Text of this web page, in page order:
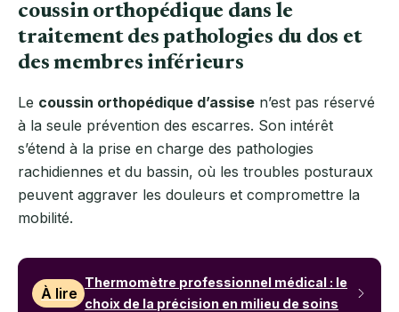
coussin orthopédique dans le
traitement des pathologies du dos et
des membres inférieurs
Le coussin orthopédique d’assise n’est pas réservé
à la seule prévention des escarres. Son intérêt
s’étend à la prise en charge des pathologies
rachidiennes et du bassin, où les troubles posturaux
peuvent aggraver les douleurs et compromettre la
mobilité.
À lire
Thermomètre professionnel médical : le
choix de la précision en milieu de soins